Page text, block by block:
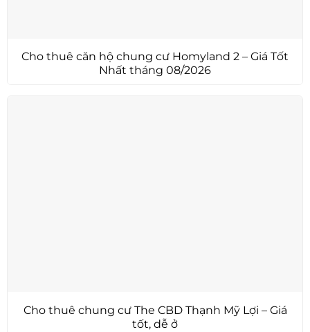
Cho thuê căn hộ chung cư Homyland 2 – Giá Tốt
Nhất tháng 08/2026
Cho thuê chung cư The CBD Thạnh Mỹ Lợi – Giá
tốt, dễ ở